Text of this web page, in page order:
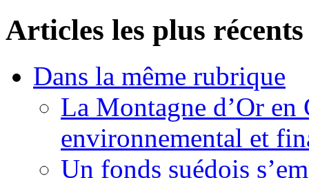
Articles les plus récents
Dans la même rubrique
La Montagne d’Or
environnemental et
Un fonds suédois